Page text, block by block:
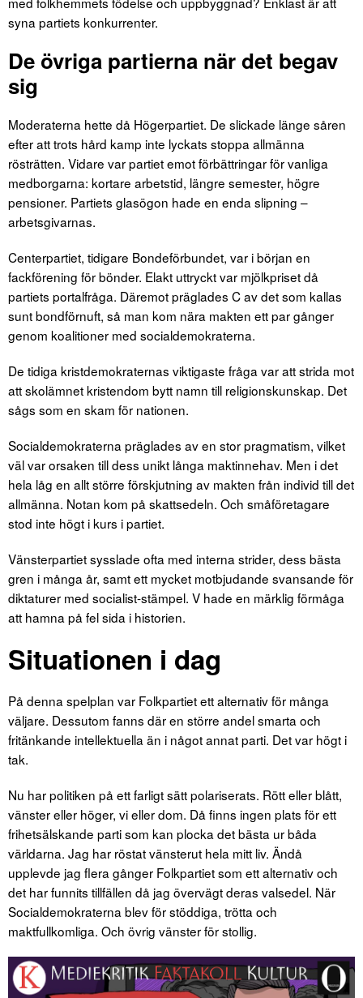
syna partiets konkurrenter.
De övriga partierna när det begav
sig
Moderaterna hette då Högerpartiet. De slickade länge såren
efter att trots hård kamp inte lyckats stoppa allmänna
rösträtten. Vidare var partiet emot förbättringar för vanliga
medborgarna: kortare arbetstid, längre semester, högre
pensioner. Partiets glasögon hade en enda slipning –
arbetsgivarnas.
Centerpartiet, tidigare Bondeförbundet, var i början en
fackförening för bönder. Elakt uttryckt var mjölkpriset då
partiets portalfråga. Däremot präglades C av det som kallas
sunt bondförnuft, så man kom nära makten ett par gånger
genom koalitioner med socialdemokraterna.
De tidiga kristdemokraternas viktigaste fråga var att strida mot
att skolämnet kristendom bytt namn till religionskunskap. Det
sågs som en skam för nationen.
Socialdemokraterna präglades av en stor pragmatism, vilket
väl var orsaken till dess unikt långa maktinnehav. Men i det
hela låg en allt större förskjutning av makten från individ till det
allmänna. Notan kom på skattsedeln. Och småföretagare
stod inte högt i kurs i partiet.
Vänsterpartiet sysslade ofta med interna strider, dess bästa
gren i många år, samt ett mycket motbjudande svansande för
diktaturer med socialist-stämpel. V hade en märklig förmåga
att hamna på fel sida i historien.
Situationen i dag
På denna spelplan var Folkpartiet ett alternativ för många
väljare. Dessutom fanns där en större andel smarta och
fritänkande intellektuella än i något annat parti. Det var högt i
tak.
Nu har politiken på ett farligt sätt polariserats. Rött eller blått,
vänster eller höger, vi eller dom. Då finns ingen plats för ett
frihetsälskande parti som kan plocka det bästa ur båda
världarna. Jag har röstat vänsterut hela mitt liv. Ändå
upplevde jag flera gånger Folkpartiet som ett alternativ och
det har funnits tillfällen då jag övervägt deras valsedel. När
Socialdemokraterna blev för stöddiga, trötta och
maktfullkomliga. Och övrig vänster för stollig.